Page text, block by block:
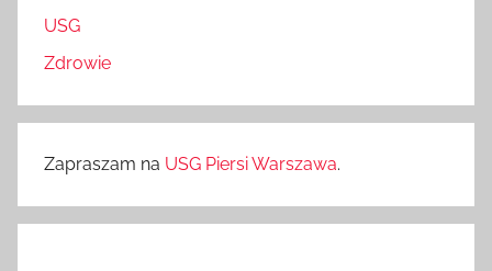
USG
Zdrowie
Zapraszam na USG Piersi Warszawa.